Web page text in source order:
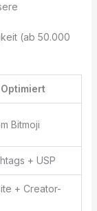
(ab 50.000
Optimiert
Bitmoji
+ USP
+ Creator-